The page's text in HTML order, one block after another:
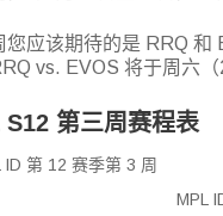
您应该期待的是 RRQ 和
vs. EVOS 将于周六（
S12 第三周赛程表
MPL